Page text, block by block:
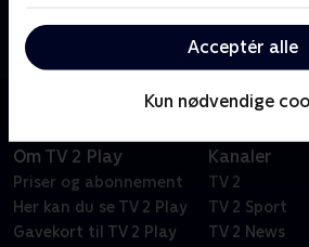
Acceptér alle
Kun nødvendige
hver god to'er, lover at være større
første!.
Om TV 2 Play
Priser og abonnement
Her kan du se TV 2 Play
Gavekort til TV 2 Play
Kanaler
TV 2
TV 2 Sport
TV 2 News